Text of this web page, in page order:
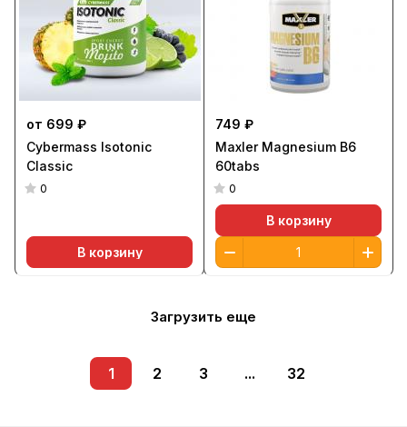
от 699 ₽
Cybermass Isotonic
Classic
0
В корзину
749 ₽
Maxler Magnesium B6
60tabs
0
В корзину
Загрузить еще
1 2 3 ... 32